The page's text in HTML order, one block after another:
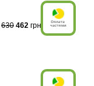
630 462 грн